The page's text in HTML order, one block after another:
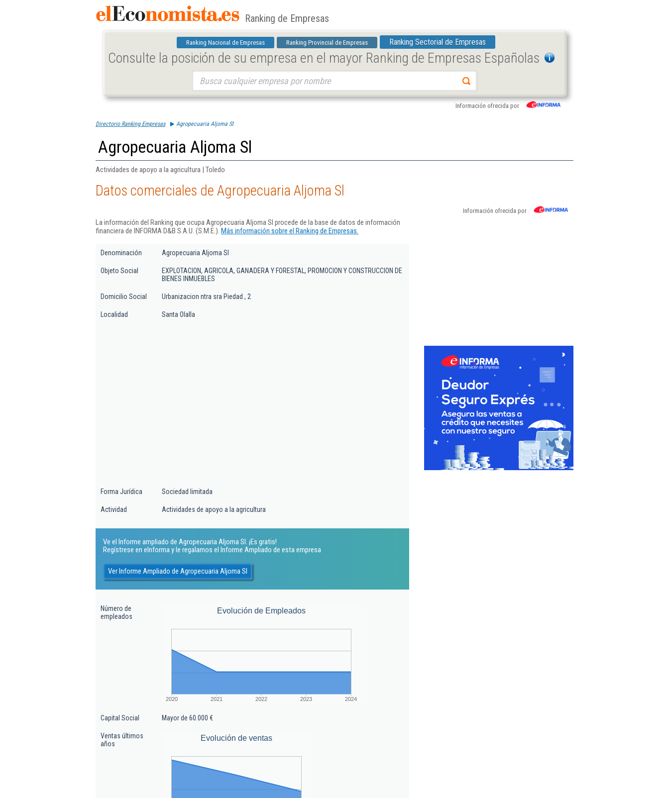
Ranking de Empresas
Ranking Nacional de Empresas Ranking Provincial de Empresas Ranking Sectorial de Empresas
Consulte la posición de su empresa en el mayor Ranking de Empresas Españolas
Información ofrecida por
Directorio Ranking Empresas Agropecuaria Aljoma Sl
Agropecuaria Aljoma Sl
Actividades de apoyo a la agricultura | Toledo
Datos comerciales de Agropecuaria Aljoma Sl
Información ofrecida por
La información del Ranking que ocupa Agropecuaria Aljoma Sl procede de la base de datos de información
financiera de INFORMA D&B S.A.U. (S.M.E.). Más información sobre el Ranking de Empresas.
Denominación Agropecuaria Aljoma Sl
Objeto Social
EXPLOTACION, AGRICOLA, GANADERA Y FORESTAL, PROMOCION Y CONSTRUCCION DE
BIENES INMUEBLES
Domicilio Social Urbanizacion ntra sra Piedad , 2
Localidad Santa Olalla
Forma Jurídica Sociedad limitada
Actividad Actividades de apoyo a la agricultura
Ve el Informe ampliado de Agropecuaria Aljoma Sl. ¡Es gratis!
Regístrese en eInforma y le regalamos el Informe Ampliado de esta empresa
Ver Informe Ampliado de Agropecuaria Aljoma Sl
Número de
empleados
Evolución de Empleados
2020 2021 2022 2023 2024
Capital Social Mayor de 60.000 €
Ventas últimos
años
Evolución de ventas